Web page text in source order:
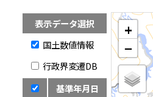
表示データ選択
国土数値情報
行政界変遷DB
基準年月日
+
−